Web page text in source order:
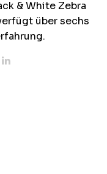
& White Zebra
über sechs